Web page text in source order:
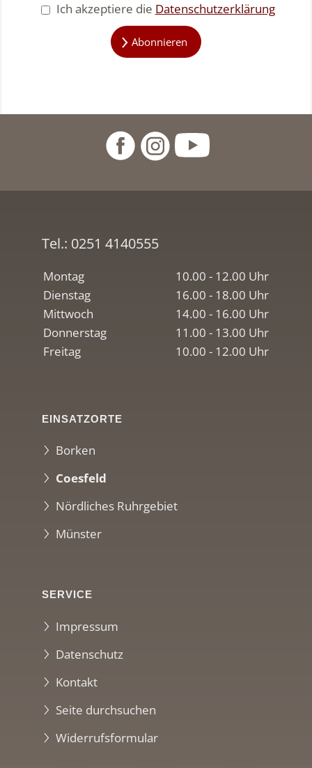
Ich akzeptiere die Datenschutzerklärung
Abonnieren
Tel.: 0251 4140555
Montag
10.00 - 12.00 Uhr
Dienstag
16.00 - 18.00 Uhr
Mittwoch
14.00 - 16.00 Uhr
Donnerstag
11.00 - 13.00 Uhr
Freitag
10.00 - 12.00 Uhr
EINSATZORTE
Borken
Coesfeld
Nördliches Ruhrgebiet
Münster
SERVICE
Impressum
Datenschutz
Kontakt
Seite durchsuchen
Widerrufsformular